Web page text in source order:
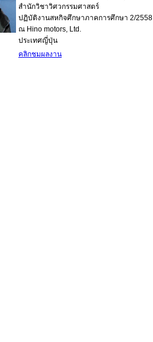
สำนักวิชาวิศวกรรมศาสตร์
ปฏิบัติงานสหกิจศึกษาภาคการศึกษา 2/2558
ณ Hino motors, Ltd.
ประเทศญี่ปุ่น
คลิกชมผลงาน